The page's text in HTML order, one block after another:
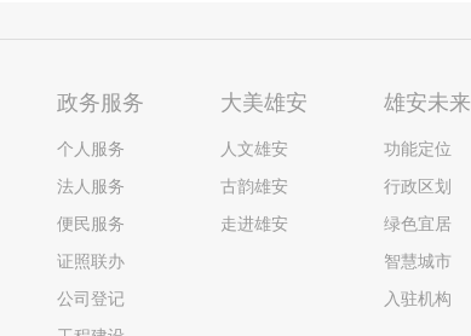
政务服务
个人服务
法人服务
便民服务
证照联办
公司登记
大美雄安
人文雄安
古韵雄安
走进雄安
雄安未来
功能定位
行政区划
绿色宜居
智慧城市
入驻机构